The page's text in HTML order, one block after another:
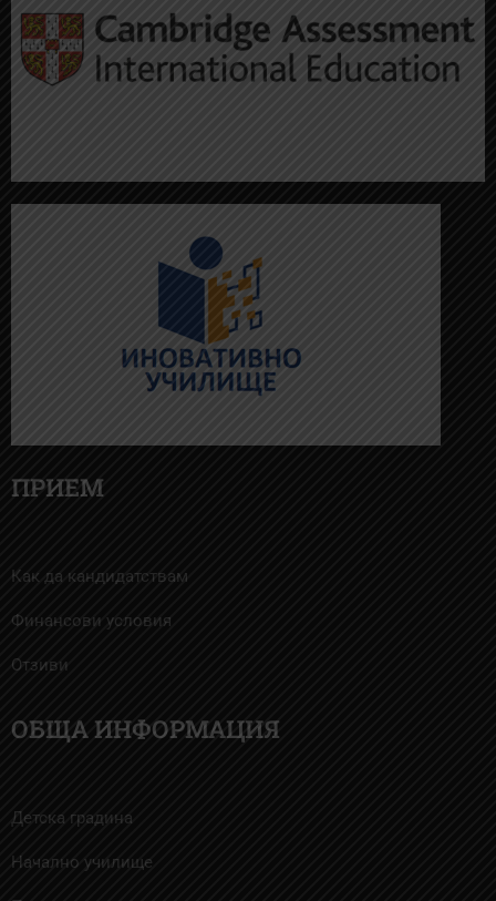
ПРИЕМ
Как да кандидатствам
Финансови условия
Отзиви
ОБЩА ИНФОРМАЦИЯ
Детска градина
Начално училище